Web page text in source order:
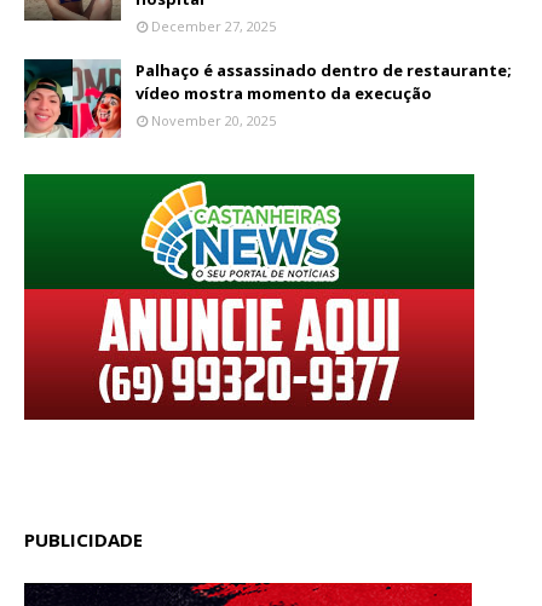
December 27, 2025
Palhaço é assassinado dentro de restaurante;
vídeo mostra momento da execução
November 20, 2025
PUBLICIDADE